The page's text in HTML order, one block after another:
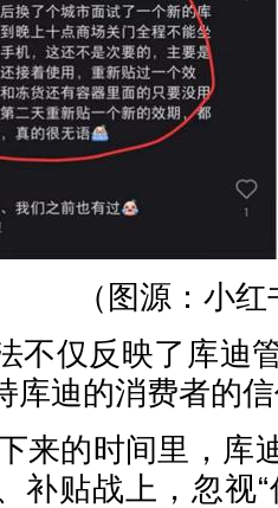
（图源：小
仅反映了库迪
库迪的消费者的
的时间里，库
补贴战上，忽视